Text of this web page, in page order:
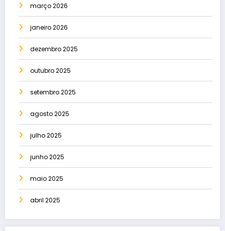
março 2026
janeiro 2026
dezembro 2025
outubro 2025
setembro 2025
agosto 2025
julho 2025
junho 2025
maio 2025
abril 2025